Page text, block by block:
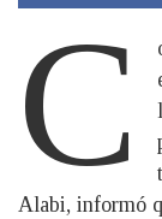
C
Alabi, informó